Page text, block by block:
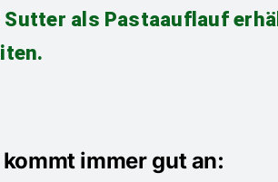
Sutter als Pastaauflauf
immer gut an: